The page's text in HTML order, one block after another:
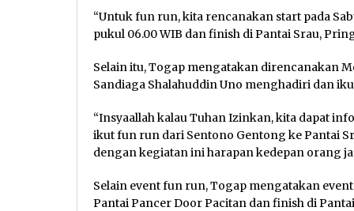
“Untuk fun run, kita rencanakan start pada
pukul 06.00 WIB dan finish di Pantai Srau,
Selain itu, Togap mengatakan direncanakan
Sandiaga Shalahuddin Uno menghadiri dan
“Insyaallah kalau Tuhan Izinkan, kita dapat
ikut fun run dari Sentono Gentong ke Pantai
dengan kegiatan ini harapan kedepan orang
Selain event fun run, Togap mengatakan
Pantai Pancer Door Pacitan dan finish di